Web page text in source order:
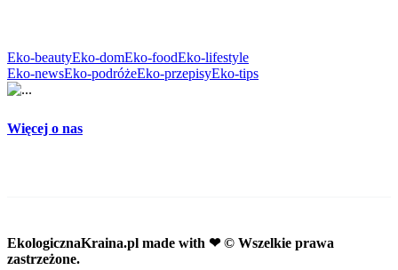
Eko-beautyEko-domEko-foodEko-lifestyle
Eko-newsEko-podróżeEko-przepisyEko-tips
Więcej o nas
EkologicznaKraina.pl made with ❤ © Wszelkie prawa
zastrzeżone.